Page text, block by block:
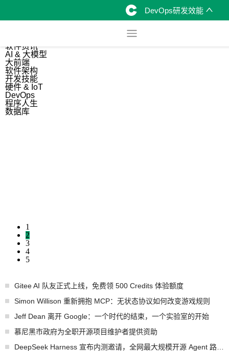
DevOps研发效能
软件资讯
AI & 大模型
大前端
软件架构
开发技能
硬件 & IoT
DevOps
程序人生
数据库
1
2
3
4
5
Gitee AI 队友正式上线，免费领 500 Credits 体验额度
Simon Willison 重新拥抱 MCP：无状态协议如何改变游戏规则
Jeff Dean 离开 Google：一个时代的结束，一个实验室的开始
慕尼黑市政府为全职开源项目维护者提供资助